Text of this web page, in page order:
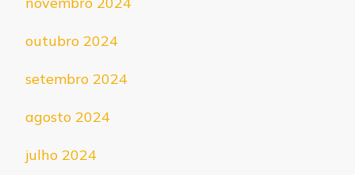
outubro 2024
setembro 2024
agosto 2024
julho 2024